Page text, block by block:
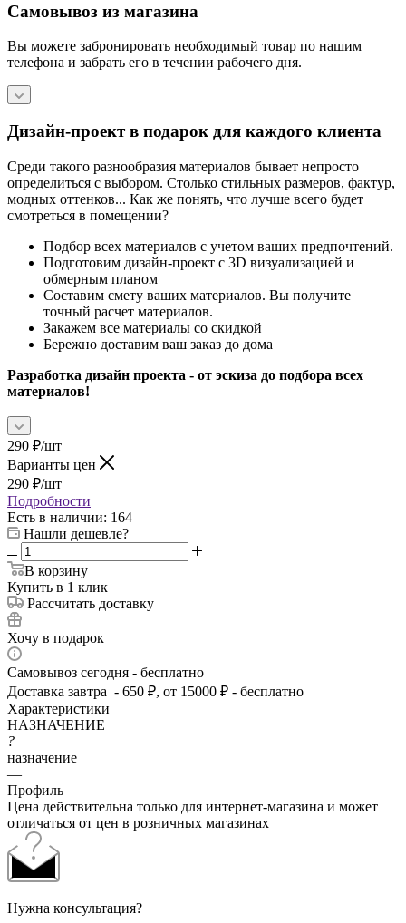
Самовывоз из магазина
Вы можете забронировать необходимый товар по нашим
телефона и забрать его в течении рабочего дня.
Дизайн-проект в подарок для каждого клиента
Среди такого разнообразия материалов бывает непросто
определиться с выбором. Столько стильных размеров, фактур,
модных оттенков... Как же понять, что лучше всего будет
смотреться в помещении?
Подбор всех материалов с учетом ваших предпочтений.
Подготовим дизайн-проект с 3D визуализацией и
обмерным планом
Составим смету ваших материалов. Вы получите
точный расчет материалов.
Закажем все материалы со скидкой
Бережно доставим ваш заказ до дома
Разработка дизайн проекта - от эскиза до подбора всех
материалов!
290 ₽/шт
Варианты цен
290 ₽/шт
Подробности
Есть в наличии: 164
Нашли дешевле?
В корзину
Купить в 1 клик
Рассчитать доставку
Хочу в подарок
Самовывоз сегодня - бесплатно
Доставка завтра - 650 ₽, от 15000 ₽ - бесплатно
Характеристики
НАЗНАЧЕНИЕ
?
назначение
—
Профиль
Цена действительна только для интернет-магазина и может
отличаться от цен в розничных магазинах
Нужна консультация?